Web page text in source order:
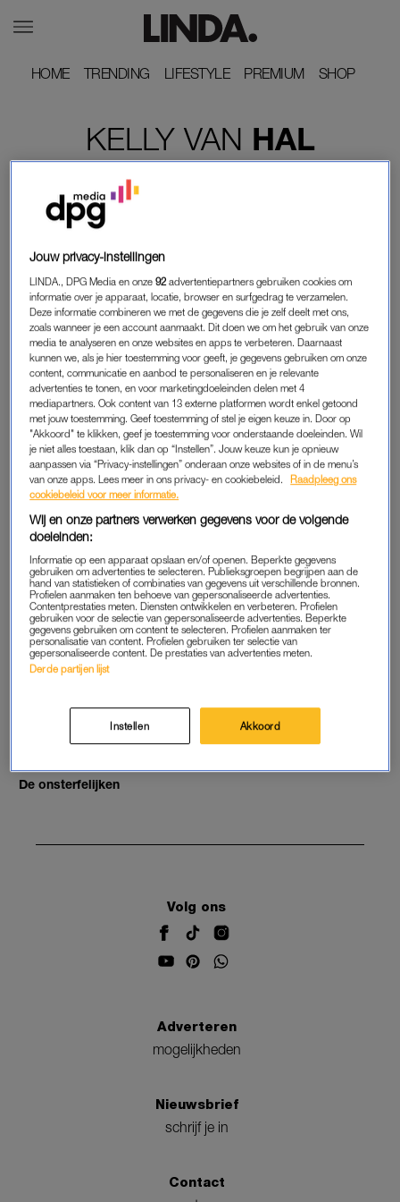
HOME
HOME TRENDING
TRENDING LIFESTYLE
LIFESTYLE PREMIUM
PREMIUM SHOP
SHOP
KELLY VAN HAL
LINDA.
VEEG DE DIAMANTEN AAN DE KANT MET
JEWEL BURST
LINDA.
Als je echt wil meetellen:
LINDA.
Strategisch graven met Dig
Lekker bubbelen met Bubble
game 3
LINDA.
Koppie erbij houden: Make
me 10
LINDA.
De ultieme verdubbelaar:
2048 Legend
Tower Ball 3D: rammen met
Washington Black
De onsterfelijken
Volg ons
Adverteren
mogelijkheden
Nieuwsbrief
schrijf je in
Contact
Jouw privacy-instellingen
LINDA., DPG Media en onze92 advertentiepartners gebruiken cookies om
informatie over je apparaat, locatie, browser en surfgedrag te verzamelen.
Deze informatie combineren we met de gegevens die je zelf deelt met ons,
zoals wanneer je een account aanmaakt. Dit doen we om het gebruik van onze
media te analyseren en onze websites en apps te verbeteren. Daarnaast
kunnen we, als je hier toestemming voor geeft, je gegevens gebruiken om onze
content, communicatie en aanbod te personaliseren en je relevante
advertenties te tonen, en voor marketingdoeleinden delen met 4
mediapartners. Ook content van 13 externe platformen wordt enkel getoond
met jouw toestemming. Geef toestemming of stel je eigen keuze in. Door op
"Akkoord" te klikken, geef je toestemming voor onderstaande doeleinden. Wil
je niet alles toestaan, klik dan op “Instellen”. Jouw keuze kun je opnieuw
aanpassen via “Privacy-instellingen” onderaan onze websites of in de menu’s
van onze apps. Lees meer in ons privacy- en cookiebeleid.
Raadpleeg ons
cookiebeleid voor meer informatie.
Wij en onze partners verwerken gegevens voor de volgende
doeleinden:
Informatie op een apparaat opslaan en/of openen. Beperkte gegevens
gebruiken om advertenties te selecteren. Publieksgroepen begrijpen aan de
hand van statistieken of combinaties van gegevens uit verschillende bronnen.
Profielen aanmaken ten behoeve van gepersonaliseerde advertenties.
Contentprestaties meten. Diensten ontwikkelen en verbeteren. Profielen
gebruiken voor de selectie van gepersonaliseerde advertenties. Beperkte
gegevens gebruiken om content te selecteren. Profielen aanmaken ter
personalisatie van content. Profielen gebruiken ter selectie van
gepersonaliseerde content. De prestaties van advertenties meten.
Derde partijen lijst
Instellen Akkoord